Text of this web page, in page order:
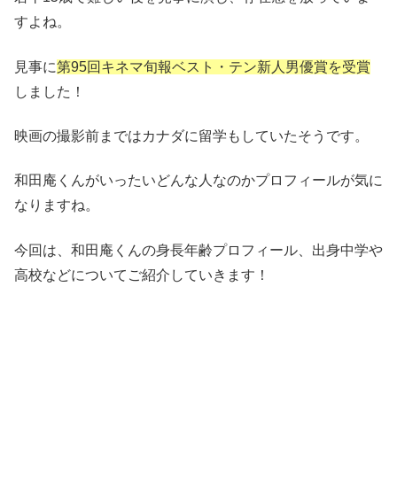
すよね。
見事に第95回キネマ旬報ベスト・テン新人男優賞を受賞
しました！
映画の撮影前まではカナダに留学もしていたそうです。
和田庵くんがいったいどんな人なのかプロフィールが気に
なりますね。
今回は、和田庵くんの身長年齢プロフィール、出身中学や
高校などについてご紹介していきます！